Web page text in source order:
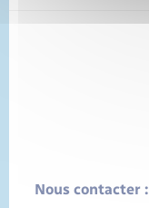
Nous contacter :